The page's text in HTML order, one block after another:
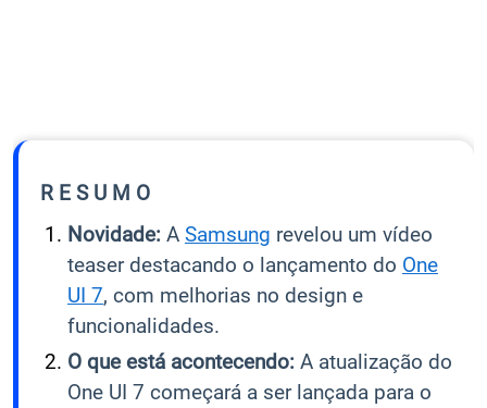
R E S U M O
Novidade: A Samsung revelou um vídeo
teaser destacando o lançamento do One
UI 7, com melhorias no design e
funcionalidades.
O que está acontecendo: A atualização do
One UI 7 começará a ser lançada para o